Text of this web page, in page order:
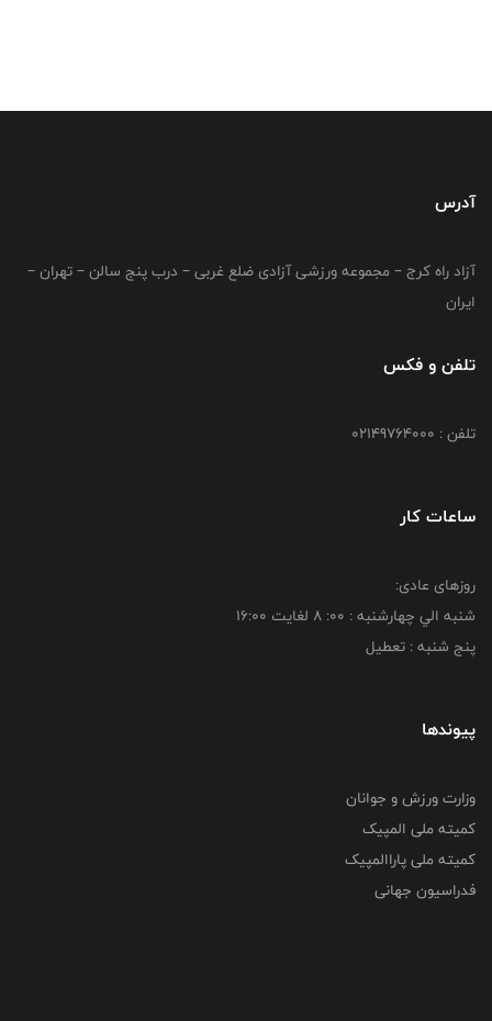
آدرس
آزاد راه کرج – مجموعه ورزشی آزادی ضلع غربی – درب پنج سالن – تهران –
ایران
تلفن و فکس
تلفن : 02149764000
ساعات کار
روزهای عادی:
شنبه الي چهارشنبه : 00: 8 لغايت 16:00
پنج شنبه : تعطیل
پیوندها
وزارت ورزش و جوانان
کمیته ملی المپیک
کمیته ملی پاراالمپیک
فدراسیون جهانی